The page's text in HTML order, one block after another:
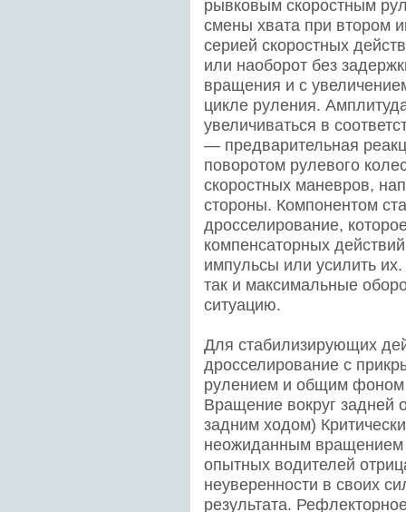
рывковым скоростным
смены хвата при втором
серией скоростных
или наоборот без
вращения и с
цикле руления.
увеличиваться в
— предварительная
поворотом рулевого
скоростных маневров,
стороны. Компонентом
дросселирование,
компенсаторных
импульсы или усилить
так и максимальные
ситуацию.
Для стабилизирующих
дросселирование с
рулением и общим
Вращение вокруг задней
задним ходом)
неожиданным
опытных водителей
неуверенности в своих
результата.